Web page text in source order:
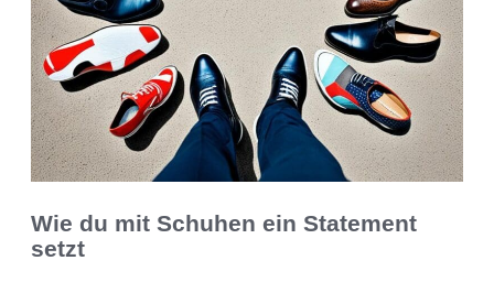
Wie du mit Schuhen ein Statement
setzt